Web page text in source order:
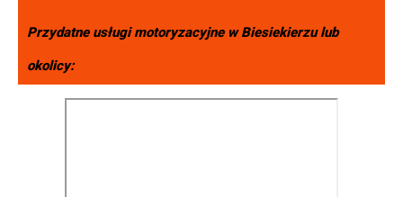
Przydatne usługi motoryzacyjne wBiesiekierzulub
okolicy: